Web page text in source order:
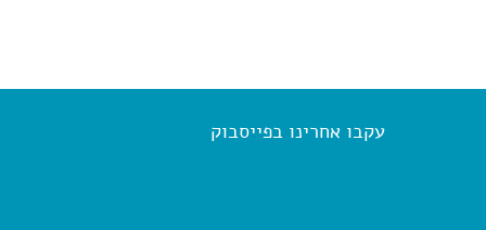
עקבו אחרינו בפייסבוק